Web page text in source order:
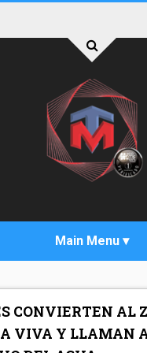
CONVIERTEN AL
VIVA Y LLAMAN